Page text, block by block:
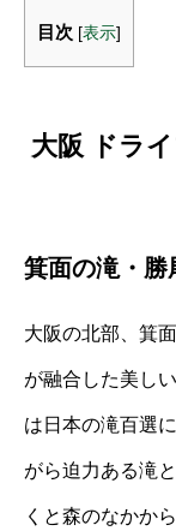
目次 [表示]
大阪 ドラ
箕面の滝・勝
大阪の北部、箕
が融合した美し
は日本の滝百選
がら迫力ある滝
くと森のなかか